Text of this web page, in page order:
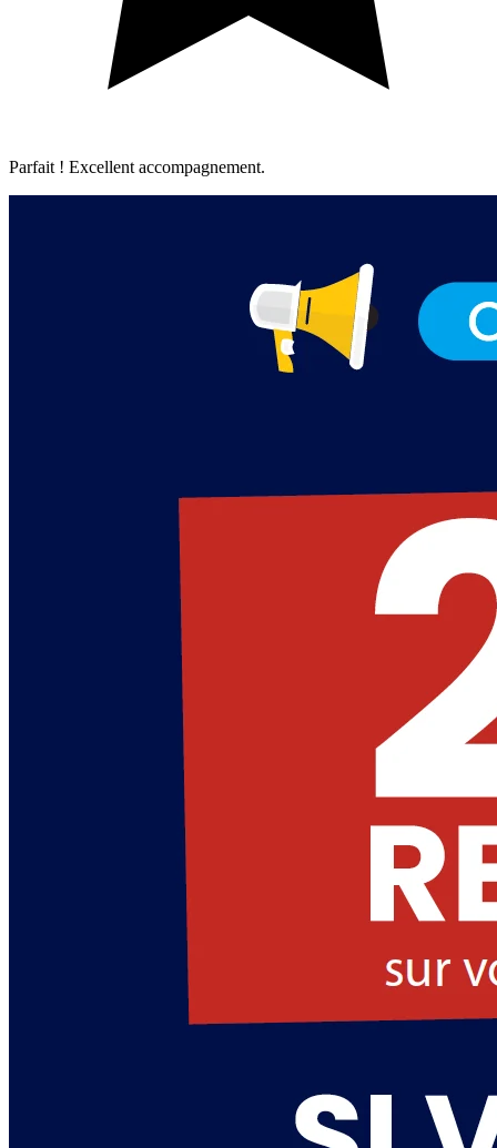
Parfait ! Excellent accompagnement.